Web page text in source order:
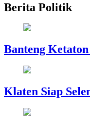
Berita Politik
Banteng
Klaten Siap